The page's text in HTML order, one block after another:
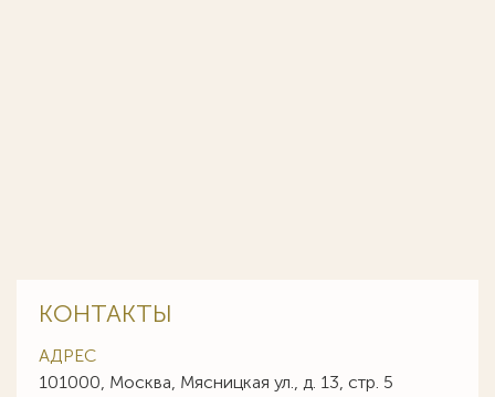
КОНТАКТЫ
АДРЕС
101000, Москва, Мясницкая ул., д. 13, стр. 5